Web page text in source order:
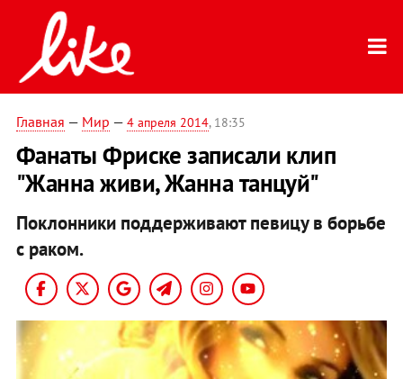
Главная — Мир — 4 апреля 2014, 18:35
Фанаты Фриске записали клип
"Жанна живи, Жанна танцуй"
Поклонники поддерживают певицу в борьбе
с раком.